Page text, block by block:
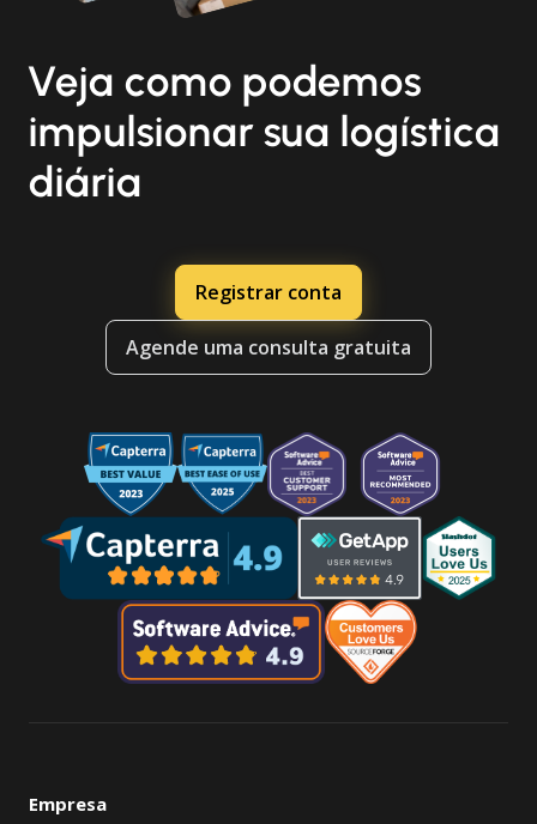
Veja como podemos
impulsionar sua logística
diária
Registrar conta
Agende uma consulta gratuita
Empresa